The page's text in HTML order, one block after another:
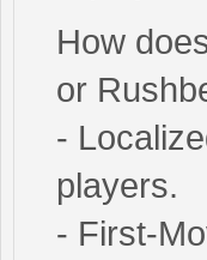
How
or
-
players.
- First-